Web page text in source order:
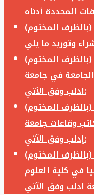
المختوم)
المختوم)
في جامعة
ادلب وفق الآتي:
المختوم)
وقاعات جامعة
إدلب وفق الآتي:
المختوم)
في كلية العلوم